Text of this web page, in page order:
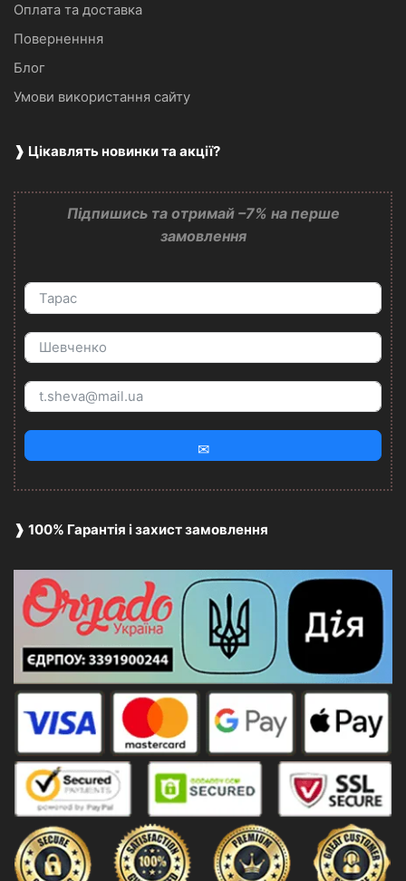
Оплата та доставка
Поверненння
Блог
Умови використання сайту
❱ Цікавлять новинки та акції?
Підпишись та отримай –7% на перше
замовлення
✉
❱ 100% Гарантія і захист замовлення